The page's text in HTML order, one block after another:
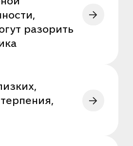
разорить